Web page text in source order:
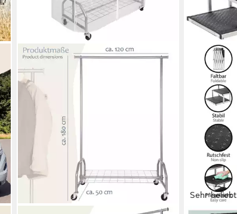
Sehr beliebt